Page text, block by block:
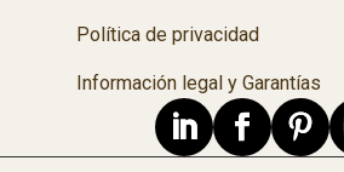
Política de privacidad
Información legal y Garantías